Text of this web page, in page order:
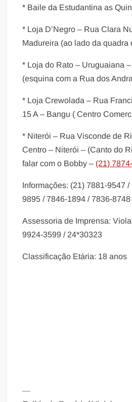
* Baile da Estudantina as
* Loja D’Negro – Rua Clara
Madureira (ao lado da quadra
* Loja do Rato – Uruguaiana
(esquina com a Rua dos
* Loja Crewolada – Rua
15 A – Bangu ( Centro
* Niterói – Rua Visconde de
Centro – Niterói – (Canto do
falar com o Bobby – (21)
Informações: (21) 7881-9547
9895 / 7846-1894 / 7836-
Assessoria de Imprensa:
9924-3599 / 24*30323
Classificação Etária: 18 anos
—